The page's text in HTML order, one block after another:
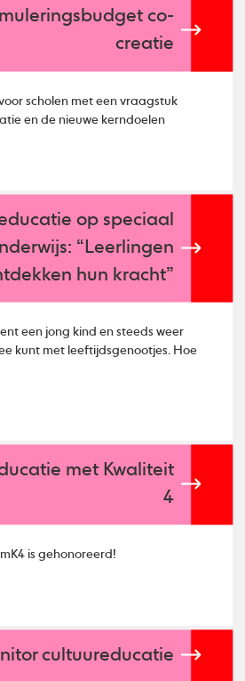
co-
creatie
scholen met een vraagstuk
en de nieuwe kerndoelen
op speciaal
“Leerlingen
hun kracht”
een jong kind en steeds weer
kunt met leeftijdsgenootjes. Hoe
met Kwaliteit
4
is gehonoreerd!
cultuureducatie